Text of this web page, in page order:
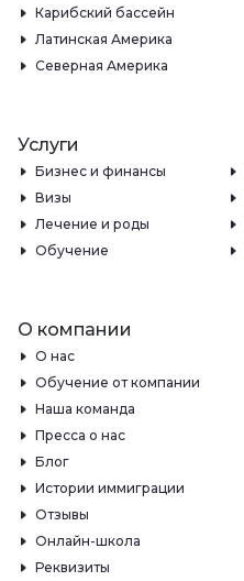
Карибский бассейн
Латинская Америка
Северная Америка
Услуги
Бизнес и финансы
Визы
Лечение и роды
Обучение
О компании
О нас
Обучение от компании
Наша команда
Пресса о нас
Блог
Истории иммиграции
Отзывы
Онлайн-школа
Реквизиты